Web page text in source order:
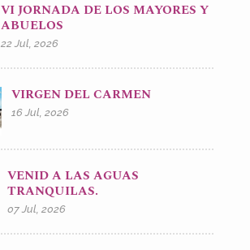
VI JORNADA DE LOS MAYORES Y
ABUELOS
22 Jul, 2026
VIRGEN DEL CARMEN
16 Jul, 2026
VENID A LAS AGUAS
TRANQUILAS.
07 Jul, 2026